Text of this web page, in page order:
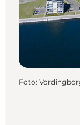
Foto: